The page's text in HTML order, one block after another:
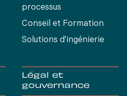
processus
Conseil et Formation
Solutions d'ingénierie
Légal et
gouvernance